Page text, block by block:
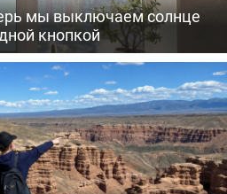
мы выключаем солнце
кнопкой